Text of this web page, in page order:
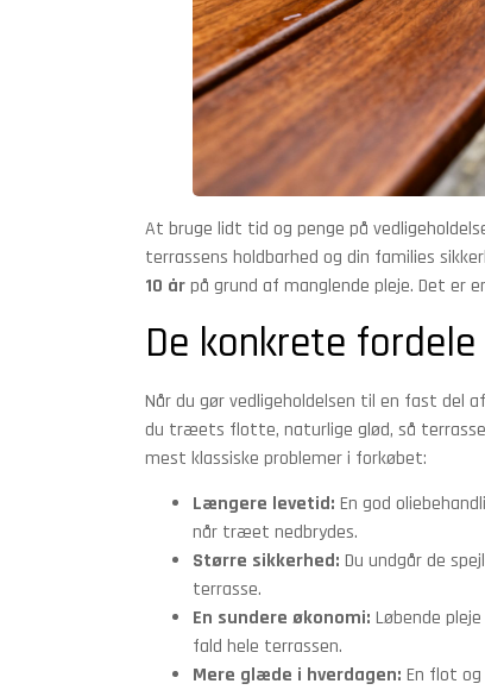
At bruge lidt tid og penge på
terrassens holdbarhed og din families
10 årpå grund af manglende pleje. Det er
De konkrete
Når du gør vedligeholdelsen til en fast del
du træets flotte, naturlige glød, så
mest klassiske problemer i forkøbet:
Længere levetid: En god
når træet nedbrydes.
Større sikkerhed: Du undgår de
terrasse.
En sundere økonomi: Løbende
fald hele terrassen.
Mere glæde i hverdagen: En flot